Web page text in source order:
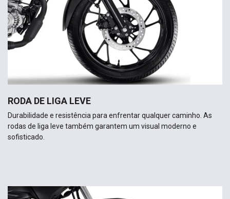
RODA DE LIGA LEVE
Durabilidade e resistência para enfrentar qualquer caminho. As
rodas de liga leve também garantem um visual moderno e
sofisticado.